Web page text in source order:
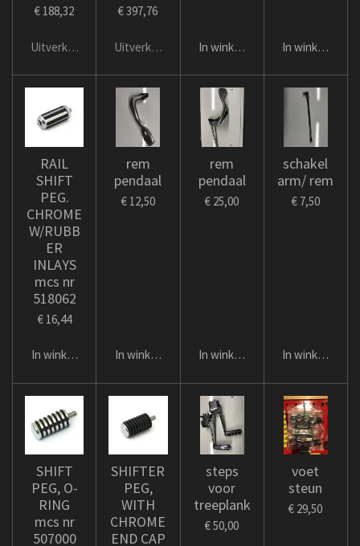
€ 188,32
Uitverkocht
€ 397,76
Uitverkocht In winkelwagen In winkelwagen
RAIL
SHIFT
PEG.
CHROME
W/RUBB
ER
INLAYS
mcs nr
518062
€ 16,44
In winkelwagen
rem
pendaal
€ 12,50
In winkelwagen
rem
pendaal
€ 25,00
In winkelwagen
schakel
arm/ rem
€ 7,50
In winkelwagen
SHIFT
PEG, O-
RING
mcs nr
507000
SHIFTER
PEG,
WITH
CHROME
END CAP
steps
voor
treeplank
€ 50,00
voet
steun
€ 29,50